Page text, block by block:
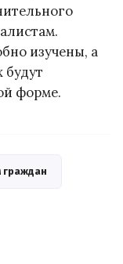
изучены, а
будут
форме.
граждан